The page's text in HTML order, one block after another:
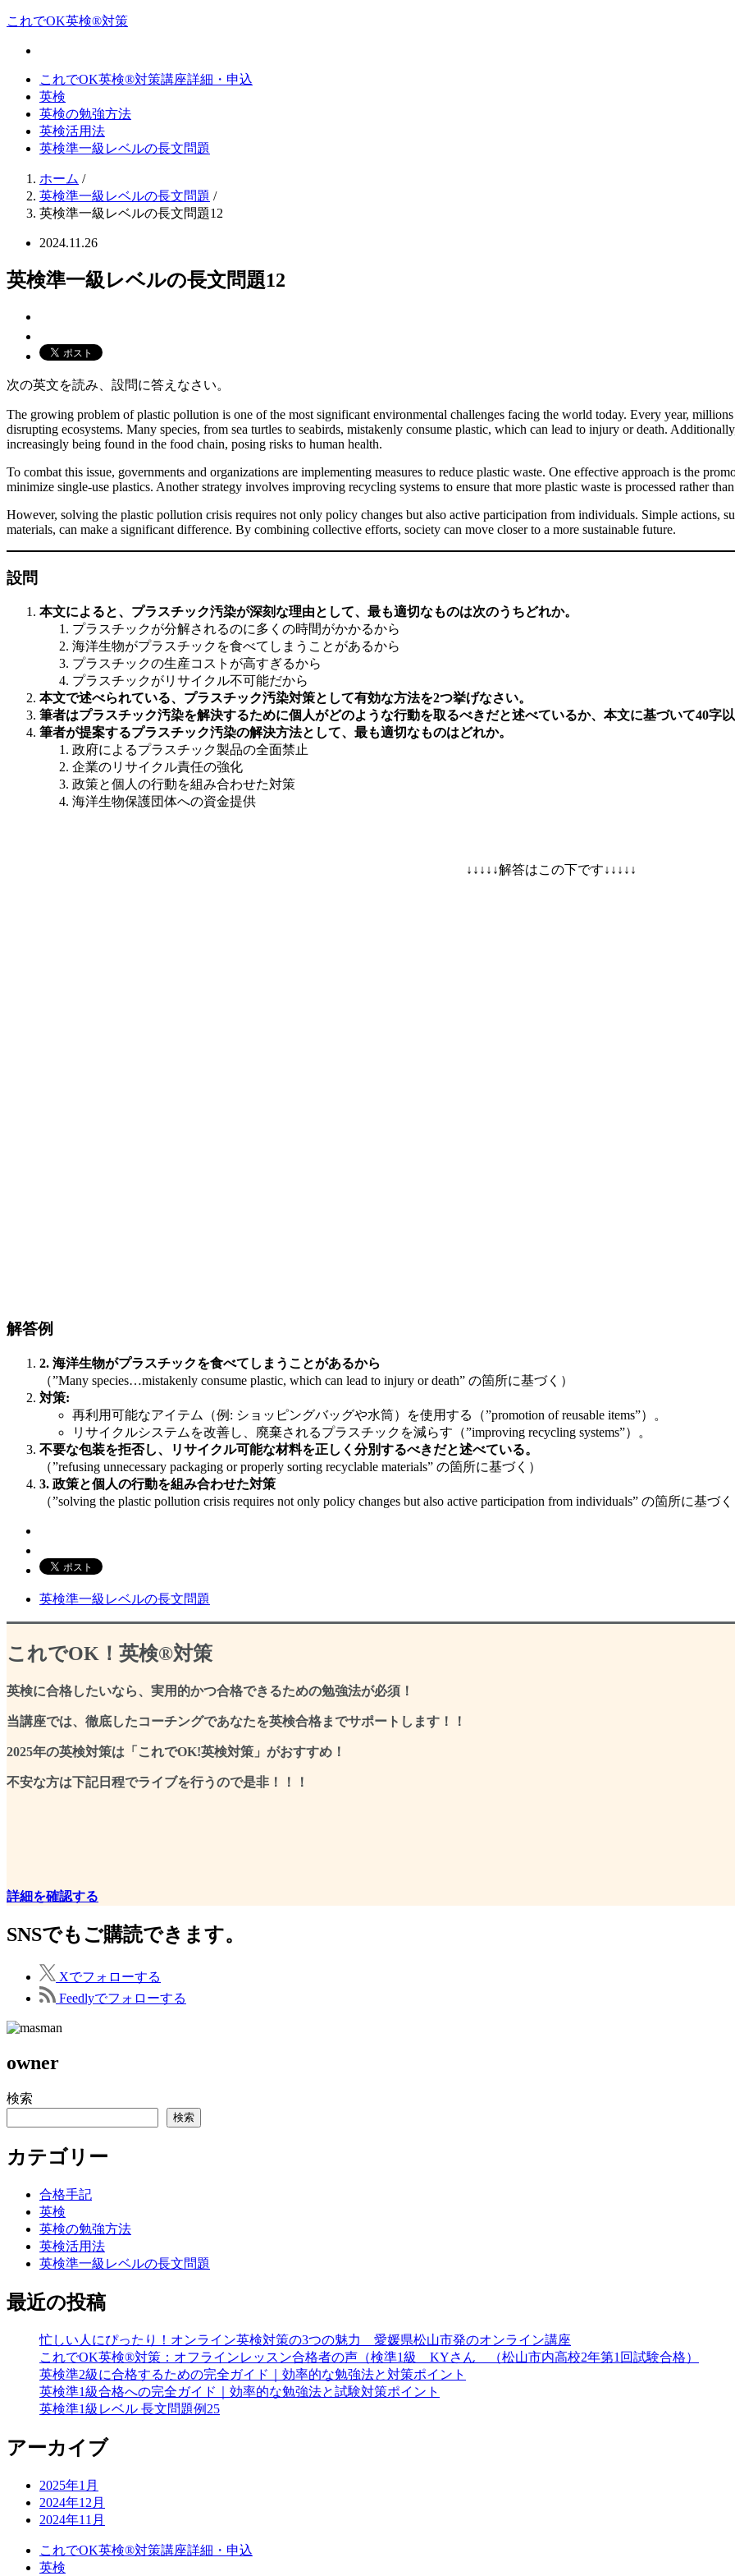
これでOK英検®対策
これでOK英検®対策講座詳細・申込
英検
英検の勉強方法
英検活用法
英検準一級レベルの長文問題
ホーム /
英検準一級レベルの長文問題 /
英検準一級レベルの長文問題12
2024.11.26
英検準一級レベルの長文問題12
次の英文を読み、設問に答えなさい。
The growing problem of plastic pollution is one of the most significant environmental challenges facing the world today. Every year,
disrupting ecosystems. Many species, from sea turtles to seabirds, mistakenly consume plastic, which can lead to injury or death.
increasingly being found in the food chain, posing risks to human health.
To combat this issue, governments and organizations are implementing measures to reduce plastic waste. One effective approach is the
minimize single-use plastics. Another strategy involves improving recycling systems to ensure that more plastic waste is processed rather
However, solving the plastic pollution crisis requires not only policy changes but also active participation from individuals. Simple actions,
materials, can make a significant difference. By combining collective efforts, society can move closer to a more sustainable future.
設問
本文によると、プラスチック汚染が深刻な理由として、最も適切なものは次のうちどれか。
プラスチックが分解されるのに多くの時間がかかるから
海洋生物がプラスチックを食べてしまうことがあるから
プラスチックの生産コストが高すぎるから
プラスチックがリサイクル不可能だから
本文で述べられている、プラスチック汚染対策として有効な方法を2つ挙げなさい。
筆者はプラスチック汚染を解決するために個人がどのような行動を取るべきだと述べているか、本文に基づいて40字
筆者が提案するプラスチック汚染の解決方法として、最も適切なものはどれか。
政府によるプラスチック製品の全面禁止
企業のリサイクル責任の強化
政策と個人の行動を組み合わせた対策
海洋生物保護団体への資金提供
↓↓↓↓↓解答はこの下です↓↓↓↓↓
解答例
2. 海洋生物がプラスチックを食べてしまうことがあるから
（”Many species…mistakenly consume plastic, which can lead to injury or death” の箇所に基づく）
対策:
再利用可能なアイテム（例: ショッピングバッグや水筒）を使用する（”promotion of reusable items”）。
リサイクルシステムを改善し、廃棄されるプラスチックを減らす（”improving recycling systems”）。
不要な包装を拒否し、リサイクル可能な材料を正しく分別するべきだと述べている。
（”refusing unnecessary packaging or properly sorting recyclable materials” の箇所に基づく）
3. 政策と個人の行動を組み合わせた対策
（”solving the plastic pollution crisis requires not only policy changes but also active participation from individuals” の箇所に基づ
英検準一級レベルの長文問題
これでOK！英検®対策
英検に合格したいなら、実用的かつ合格できるための勉強法が必須！
当講座では、徹底したコーチングであなたを英検合格までサポートします！！
2025年の英検対策は「これでOK!英検対策」がおすすめ！
不安な方は下記日程でライブを行うので是非！！！
詳細を確認する
SNSでもご購読できます。
Xでフォローする
Feedlyでフォローする
owner
検索
検索
カテゴリー
合格手記
英検
英検の勉強方法
英検活用法
英検準一級レベルの長文問題
最近の投稿
忙しい人にぴったり！オンライン英検対策の3つの魅力 愛媛県松山市発のオンライン講座
これでOK英検®対策：オフラインレッスン合格者の声（検準1級 KYさん （松山市内高校2年第1回試験合格）
英検準2級に合格するための完全ガイド｜効率的な勉強法と対策ポイント
英検準1級合格への完全ガイド｜効率的な勉強法と試験対策ポイント
英検準1級レベル 長文問題例25
アーカイブ
2025年1月
2024年12月
2024年11月
これでOK英検®対策講座詳細・申込
英検